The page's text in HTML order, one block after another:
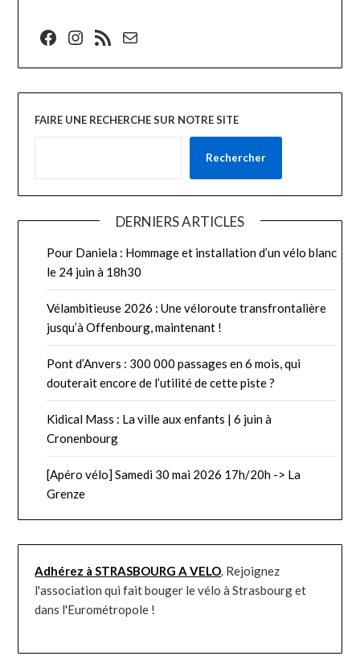
Facebook
Instagram
Flux RSSE-mail
FAIRE UNE RECHERCHE SUR NOTRE SITE
Rechercher
DERNIERS ARTICLES
Pour Daniela : Hommage et installation d’un vélo blanc
le 24 juin à 18h30
Vélambitieuse 2026 : Une véloroute transfrontalière
jusqu’à Offenbourg, maintenant !
Pont d’Anvers : 300 000 passages en 6 mois, qui
douterait encore de l’utilité de cette piste ?
Kidical Mass : La ville aux enfants | 6 juin à
Cronenbourg
[Apéro vélo] Samedi 30 mai 2026 17h/20h -> La
Grenze
Adhérez à STRASBOURG A VELO . Rejoignez
l'association qui fait bouger le vélo à Strasbourg et
dans l'Eurométropole !